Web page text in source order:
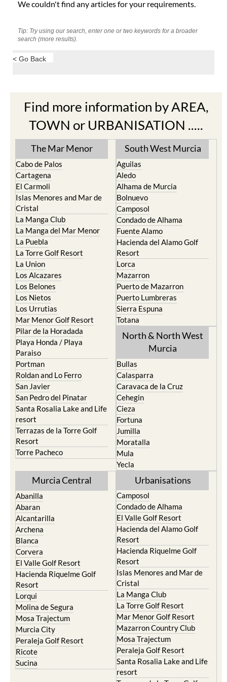
We couldn't find any articles for your requirements.
Tip: Try using our search, enter one or two keywords for a broader
search (more results).
< Go Back
Find more information by AREA,
TOWN or URBANISATION .....
The Mar Menor
Cabo de Palos
Cartagena
El Carmoli
Islas Menores and Mar de
Cristal
La Manga Club
La Manga del Mar Menor
La Puebla
La Torre Golf Resort
La Union
Los Alcazares
Los Belones
Los Nietos
Los Urrutias
Mar Menor Golf Resort
Pilar de la Horadada
Playa Honda / Playa
Paraiso
Portman
Roldan and Lo Ferro
San Javier
San Pedro del Pinatar
Santa Rosalia Lake and Life
resort
Terrazas de la Torre Golf
Resort
Torre Pacheco
South West Murcia
Aguilas
Aledo
Alhama de Murcia
Bolnuevo
Camposol
Condado de Alhama
Fuente Alamo
Hacienda del Alamo Golf
Resort
Lorca
Mazarron
Puerto de Mazarron
Puerto Lumbreras
Sierra Espuna
Totana
North & North West
Murcia
Bullas
Calasparra
Caravaca de la Cruz
Cehegin
Cieza
Fortuna
Jumilla
Moratalla
Mula
Yecla
Murcia Central
Abanilla
Abaran
Alcantarilla
Archena
Blanca
Corvera
El Valle Golf Resort
Hacienda Riquelme Golf
Resort
Lorqui
Molina de Segura
Mosa Trajectum
Murcia City
Peraleja Golf Resort
Ricote
Sucina
Urbanisations
Camposol
Condado de Alhama
El Valle Golf Resort
Hacienda del Alamo Golf
Resort
Hacienda Riquelme Golf
Resort
Islas Menores and Mar de
Cristal
La Manga Club
La Torre Golf Resort
Mar Menor Golf Resort
Mazarron Country Club
Mosa Trajectum
Peraleja Golf Resort
Santa Rosalia Lake and Life
resort